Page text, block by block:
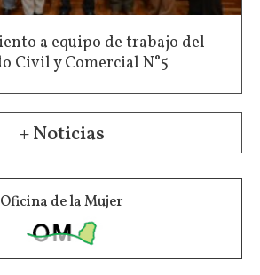
a equipo de trabajo del
Civil y Comercial N°5
+ Noticias
Oficina de la Mujer